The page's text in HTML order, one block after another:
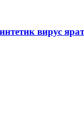
вирус